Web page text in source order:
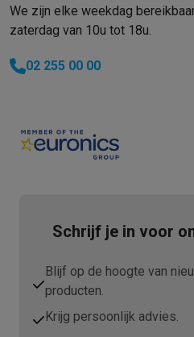
We zijn elke weekdag
zaterdag van 10u tot 18u.
02 255 00 00
Schrijf je in voor
Blijf op de hoogte van
producten.
Krijg persoonlijk advies.